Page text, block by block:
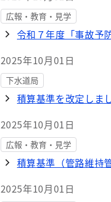
広報・教育・見学
令和７年度「事故予
2025年10月01日
下水道局
積算基準を改定しま
2025年10月01日
広報・教育・見学
積算基準（管路維持
2025年10月01日